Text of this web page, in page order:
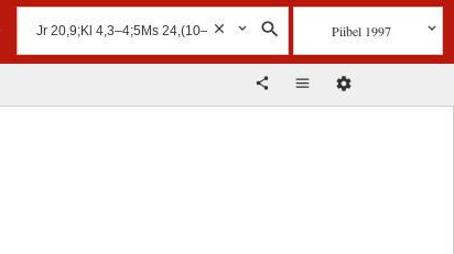
Piibel 1997